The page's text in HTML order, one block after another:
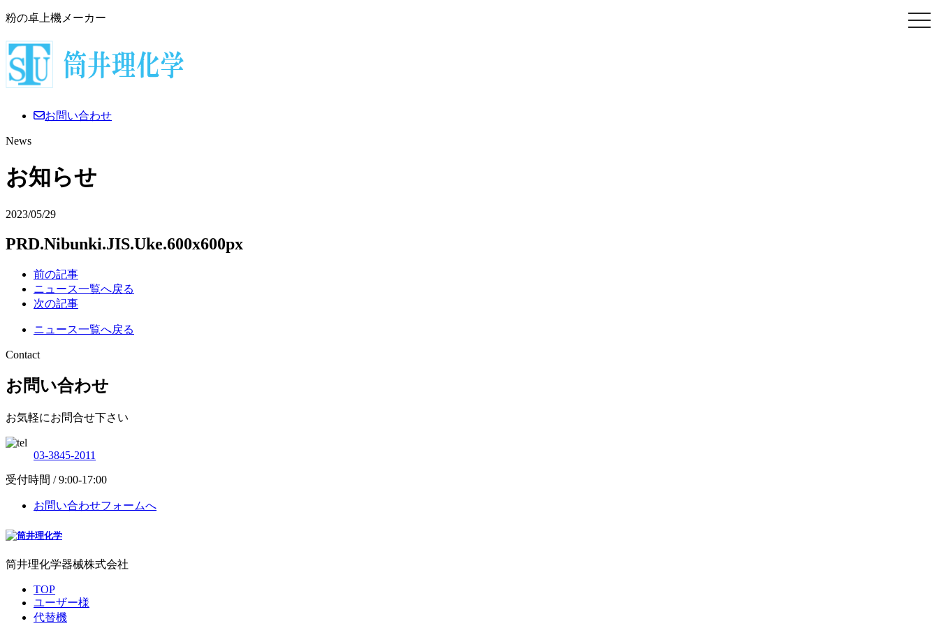
粉の卓上機メーカー
お問い合わせ
News
お知らせ
2023/05/29
PRD.Nibunki.JIS.Uke.600x600px
前の記事
ニュース一覧へ戻る
次の記事
ニュース一覧へ戻る
Contact
お問い合わせ
お気軽にお問合せ下さい
03-3845-2011
受付時間 / 9:00-17:00
お問い合わせフォームへ
筒井理化学器械株式会社
TOP
ユーザー様
代替機